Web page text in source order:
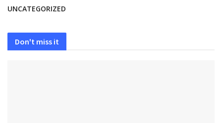
UNCATEGORIZED
Don't miss it